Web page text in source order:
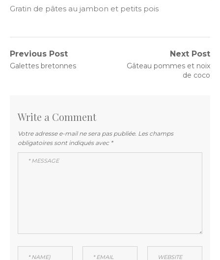
Gratin de pâtes au jambon et petits pois
Navigation
Previous Post
Previous
Galettes bretonnes
Next Post
Next
Gâteau pommes et noix
de coco
Write a Comment
Votre adresse e-mail ne sera pas publiée. Les champs
obligatoires sont indiqués avec *